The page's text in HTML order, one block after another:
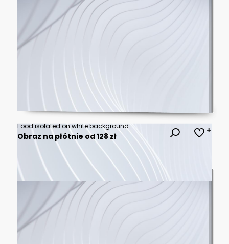
Food isolated on white background
Obraz na płótnie od 128 zł